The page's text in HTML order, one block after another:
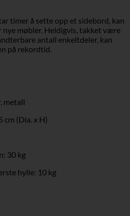
timer å sette opp et sidebord, kan
møbler. Heldigvis, takket være
antall enkeltdeler, kan
på rekordtid.
metall
cm (Dia. x H)
30 kg
hylle: 10 kg